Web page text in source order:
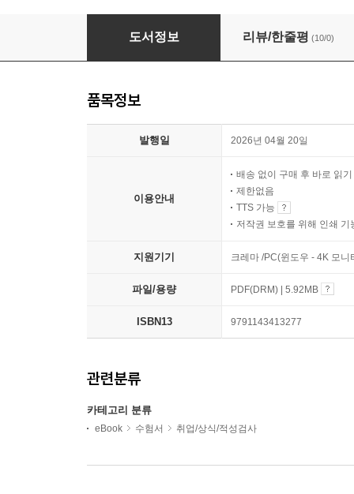
2026 시대에듀 All-New 근로복지공단 NCS&
도서정보 리뷰/한줄평 (10/0)
품목정보
발행일 2026년 04월 20일
이용안내
배송 없이 구매 후 바로 읽기
제한없음
TTS 가능
저작권 보호를 위해 인쇄 기
지원기기 크레마 /PC(윈도우 - 4K 모
파일/용량 PDF(DRM) | 5.92MB
ISBN13 9791143413277
관련분류
카테고리 분류
eBook 수험서 취업/상식/적성검사